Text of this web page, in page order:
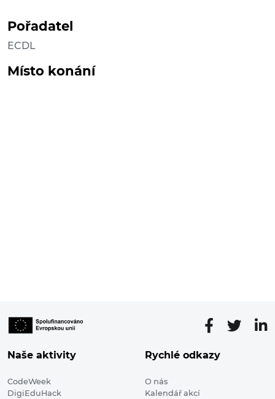
Pořadatel
ECDL
Místo konání
Naše aktivity
CodeWeek
DigiEduHack
Rychlé odkazy
O nás
Kalendář akcí